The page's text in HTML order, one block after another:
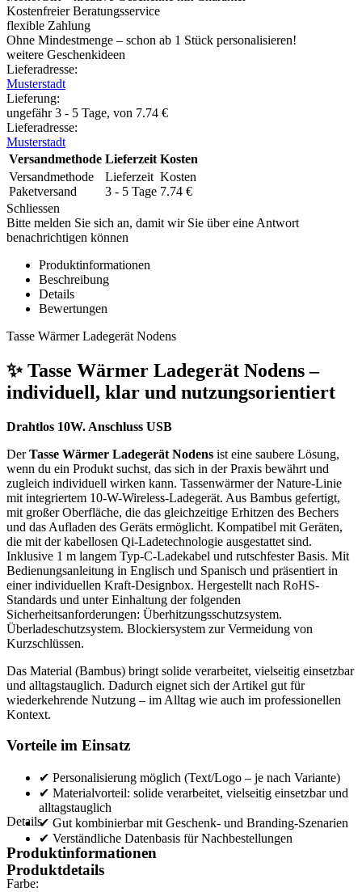
Kostenfreier Beratungsservice
flexible Zahlung
Ohne Mindestmenge – schon ab 1 Stück personalisieren!
weitere Geschenkideen
Lieferadresse:
Musterstadt
Lieferung:
ungefähr 3 - 5 Tage, von 7.74 €
Lieferadresse:
Musterstadt
Versandmethode Lieferzeit Kosten
Versandmethode
Paketversand
Lieferzeit
3 - 5 Tage
Kosten
7.74 €
Schliessen
Bitte melden Sie sich an, damit wir Sie über eine Antwort
benachrichtigen können
Produktinformationen
Beschreibung
Details
Bewertungen
Tasse Wärmer Ladegerät Nodens
✨ Tasse Wärmer Ladegerät Nodens –
individuell, klar und nutzungsorientiert
Drahtlos 10W. Anschluss USB
DerTasse Wärmer Ladegerät Nodens ist eine saubere Lösung,
wenn du ein Produkt suchst, das sich in der Praxis bewährt und
zugleich individuell wirken kann. Tassenwärmer der Nature-Linie
mit integriertem 10-W-Wireless-Ladegerät. Aus Bambus gefertigt,
mit großer Oberfläche, die das gleichzeitige Erhitzen des Bechers
und das Aufladen des Geräts ermöglicht. Kompatibel mit Geräten,
die mit der kabellosen Qi-Ladetechnologie ausgestattet sind.
Inklusive 1 m langem Typ-C-Ladekabel und rutschfester Basis. Mit
Bedienungsanleitung in Englisch und Spanisch und präsentiert in
einer individuellen Kraft-Designbox. Hergestellt nach RoHS-
Standards und unter Einhaltung der folgenden
Sicherheitsanforderungen: Überhitzungsschutzsystem.
Überladeschutzsystem. Blockiersystem zur Vermeidung von
Kurzschlüssen.
Das Material (Bambus) bringt solide verarbeitet, vielseitig einsetzbar
und alltagstauglich. Dadurch eignet sich der Artikel gut für
wiederkehrende Nutzung – im Alltag wie auch im professionellen
Kontext.
Vorteile im Einsatz
✔ Personalisierung möglich (Text/Logo – je nach Variante)
✔ Materialvorteil: solide verarbeitet, vielseitig einsetzbar und
alltagstauglich
✔ Gut kombinierbar mit Geschenk- und Branding-Szenarien
✔ Verständliche Datenbasis für Nachbestellungen
Produktdetails
Details
Produktinformationen
Farbe: